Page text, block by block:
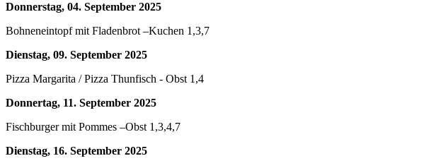
Donnerstag, 04. September 2025
Bohneneintopf mit Fladenbrot –Kuchen 1,3,7
Dienstag, 09. September 2025
Pizza Margarita / Pizza Thunfisch - Obst 1,4
Donnertag, 11. September 2025
Fischburger mit Pommes –Obst 1,3,4,7
Dienstag, 16. September 2025